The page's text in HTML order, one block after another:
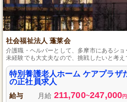
社会福祉法人 蓬莱会
介護職・ヘルパーとして、多摩市にあるショ
未経験でも大丈夫なので、挑戦したいと考
の賞与支給や昇給制度があり、社会保険完
れます。マイカー通勤もでき、駐車場をご
です。
特別養護老人ホーム ケアプラザ
の正社員求人
給与 月給 211,700~247,000円